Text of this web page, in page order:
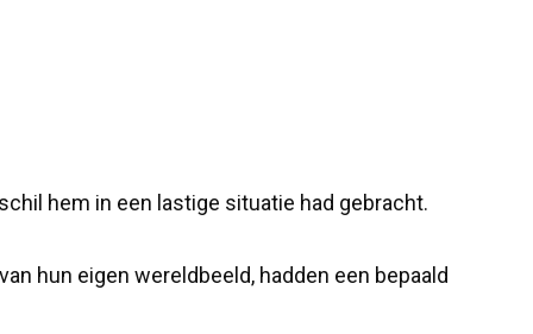
hem in een lastige situatie had gebracht.
hun eigen wereldbeeld, hadden een bepaald